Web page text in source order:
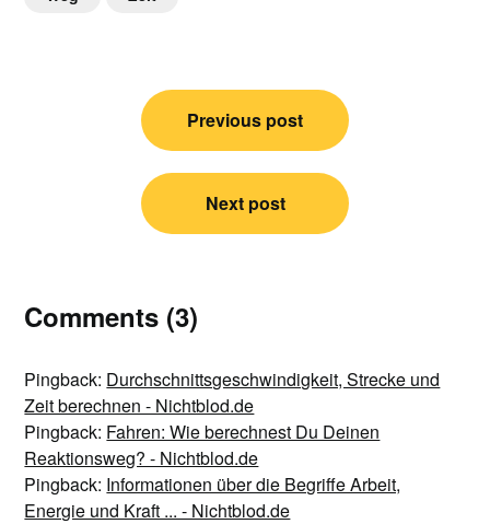
navigation
Previous post
Next post
Comments (3)
Pingback: Durchschnittsgeschwindigkeit, Strecke und
Zeit berechnen - Nichtblod.de
Pingback: Fahren: Wie berechnest Du Deinen
Reaktionsweg? - Nichtblod.de
Pingback: Informationen über die Begriffe Arbeit,
Energie und Kraft ... - Nichtblod.de